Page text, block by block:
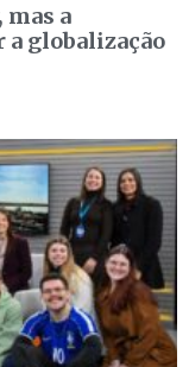
mas a
a globalização